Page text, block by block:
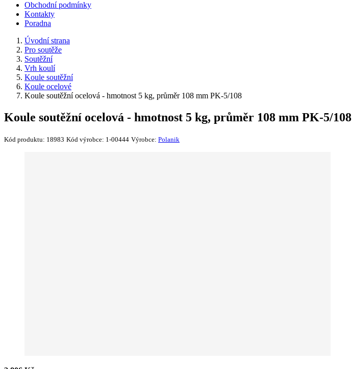
Obchodní podmínky
Kontakty
Poradna
Úvodní strana
Pro soutěže
Soutěžní
Vrh koulí
Koule soutěžní
Koule ocelové
Koule soutěžní ocelová - hmotnost 5 kg, průměr 108 mm PK-5/108
Koule soutěžní ocelová - hmotnost 5 kg, průměr 108 mm PK-5/108
Kód produktu: 18983 Kód výrobce: 1-00444 Výrobce: Polanik